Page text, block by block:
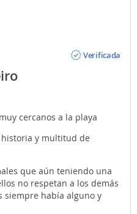
Verificada
cercanos a la playa
y multitud de
que aún teniendo una
no respetan a los demás
siempre había alguno y